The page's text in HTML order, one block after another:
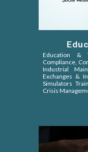
Education &
Compliance,
Industrial
Exchanges &
Simulators
Crisis